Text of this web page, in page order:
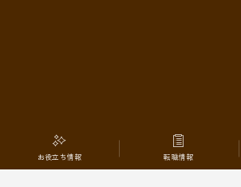
お役立ち情報 転職情報